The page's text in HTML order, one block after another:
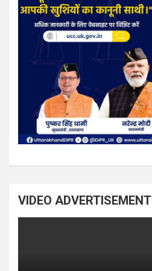
VIDEO ADVERTISEMENT